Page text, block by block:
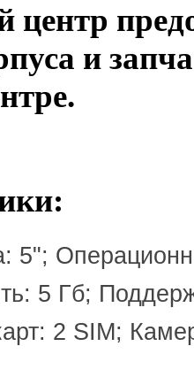
и
5";
5 Гб;
2 SIM;